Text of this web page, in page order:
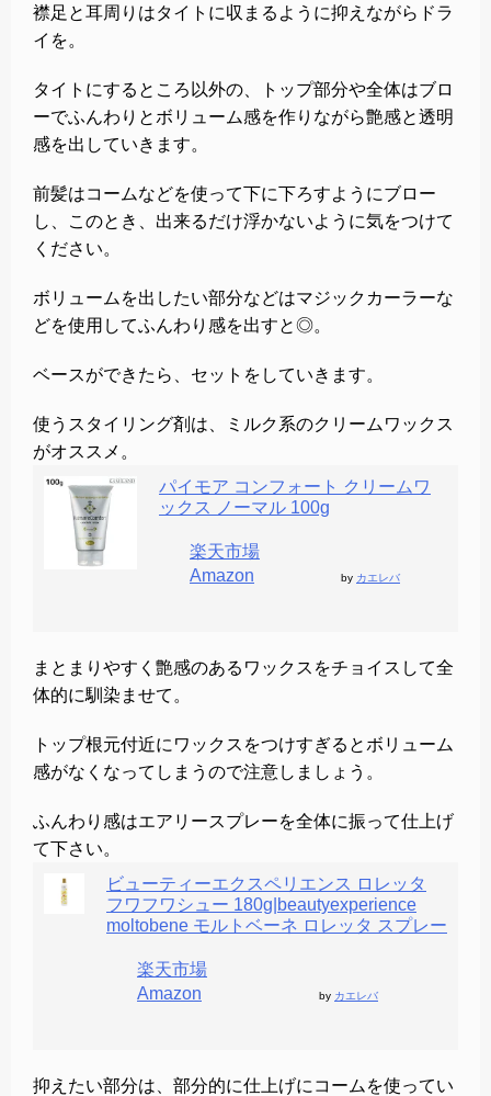
襟足と耳周りはタイトに収まるように抑えながらドラ
イを。
タイトにするところ以外の、トップ部分や全体はブロ
ーでふんわりとボリューム感を作りながら艶感と透明
感を出していきます。
前髪はコームなどを使って下に下ろすようにブロー
し、このとき、出来るだけ浮かないように気をつけて
ください。
ボリュームを出したい部分などはマジックカーラーな
どを使用してふんわり感を出すと◎。
ベースができたら、セットをしていきます。
使うスタイリング剤は、ミルク系のクリームワックス
がオススメ。
パイモア コンフォート クリームワ
ックス ノーマル 100g
楽天市場
Amazon
by カエレバ
まとまりやすく艶感のあるワックスをチョイスして全
体的に馴染ませて。
トップ根元付近にワックスをつけすぎるとボリューム
感がなくなってしまうので注意しましょう。
ふんわり感はエアリースプレーを全体に振って仕上げ
て下さい。
ビューティーエクスペリエンス ロレッタ
フワフワシュー 180g|beautyexperience
moltobene モルトベーネ ロレッタ スプレー
楽天市場
Amazon
by カエレバ
抑えたい部分は、部分的に仕上げにコームを使ってい